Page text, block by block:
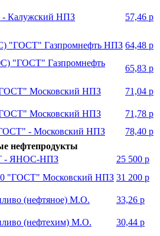
Калужский НПЗ 57,46 р
"ГОСТ" Газпромнефть НПЗ 64,48 р
"ГОСТ" Газпромнефть
65,83 р
Московский НПЗ 71,04 р
Московский НПЗ
71,78 р
- Московский НПЗ
78,40 р
нефтепродукты
- ЯНОС-НПЗ
25 500 р
"ГОСТ" Московский НПЗ 31 200 р
(нефтяное) М.О. 33,26 р
(нефтехим) М.О. 30,44 р